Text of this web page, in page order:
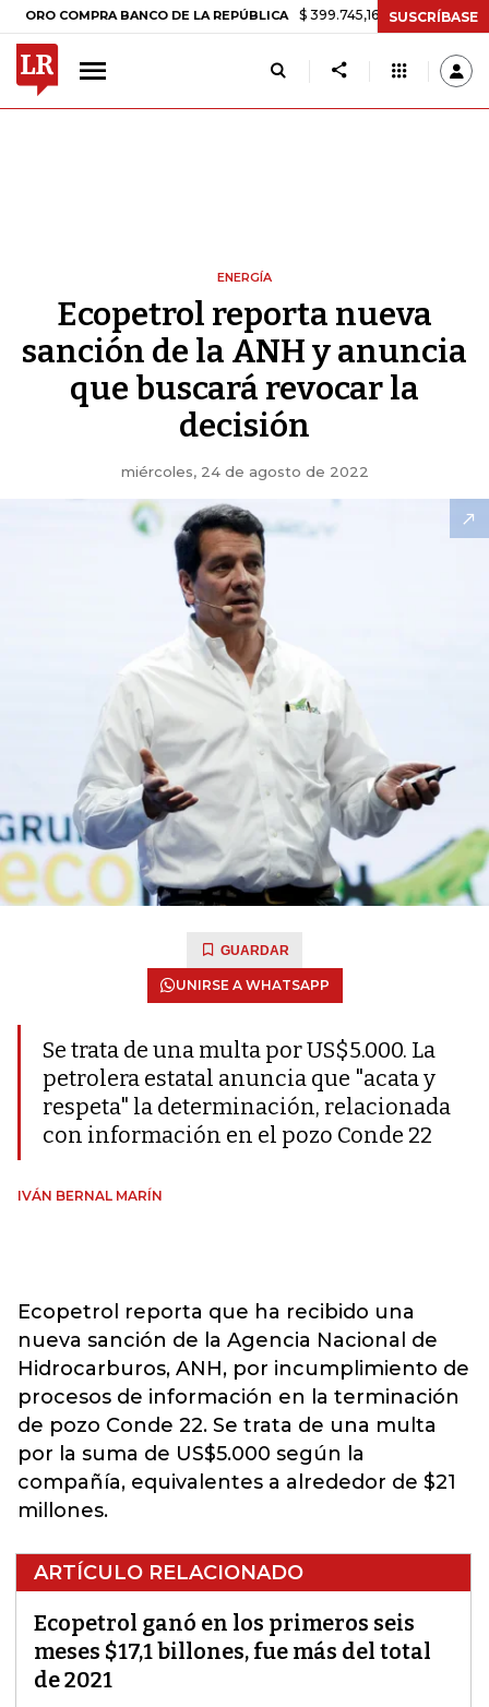
COMPRA BANCO DE LA REPÚBLICA $ 399.745,16 +$ 2.295,71 +0,58%
SUSCRÍBASE
ENERGÍA
Ecopetrol reporta nueva
sanción de la ANH y anuncia
que buscará revocar la
decisión
miércoles, 24 de agosto de 2022
GUARDAR
UNIRSE A WHATSAPP
Se trata de una multa por US$5.000. La
petrolera estatal anuncia que "acata y
respeta" la determinación, relacionada
con información en el pozo Conde 22
IVÁN BERNAL MARÍN
Ecopetrol reporta que ha recibido una
nueva sanción de la Agencia Nacional de
Hidrocarburos, ANH, por incumplimiento de
procesos de información en la terminación
de pozo Conde 22. Se trata de una multa
por la suma de US$5.000 según la
compañía, equivalentes a alrededor de $21
millones.
ARTÍCULO RELACIONADO
Ecopetrol ganó en los primeros seis
meses $17,1 billones, fue más del total
de 2021